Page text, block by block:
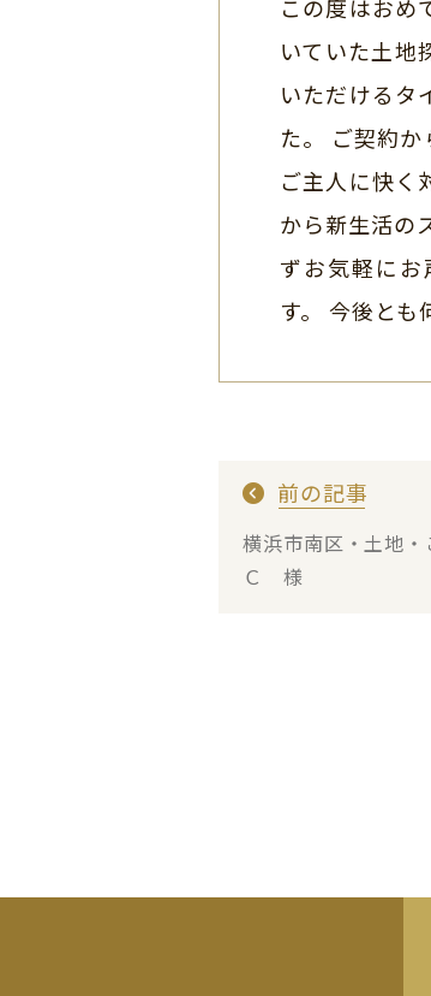
この度はおめ
いていた土地
いただけるタ
た。 ご契約か
ご主人に快く
から新生活の
ずお気軽に
す。 今後とも
前の記事
横浜市南区・土地
Ｃ 様